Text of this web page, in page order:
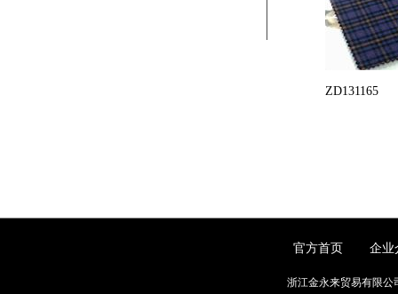
ZD131165
官方首页 企业
浙江金永来贸易有限公